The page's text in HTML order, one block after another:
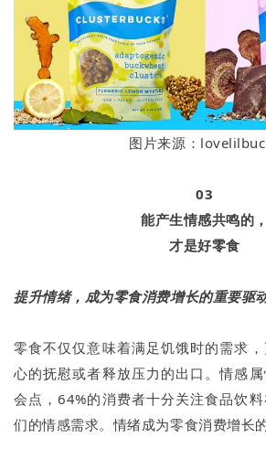
图片来源：
03
能产生情感共鸣的，
才是好零食
提升情绪，成为零食消费增长的重要驱
零食不仅仅意味着满足饥饿时的需求
心的抚慰或者释放压力的出口。情感
会点，64%的消费者十分关注食品饮
们的情感需求。情绪成为零食消费增长